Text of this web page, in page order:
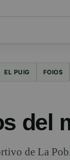
EL PUIG FOIOS
del
de La